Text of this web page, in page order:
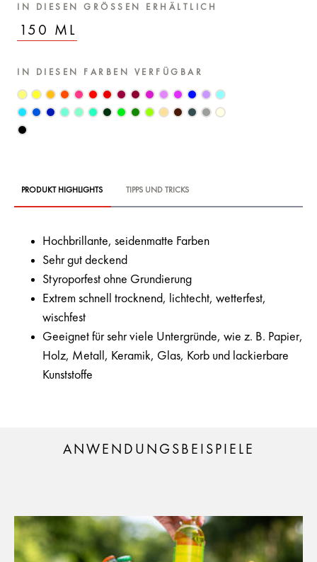
IN DIESEN GRÖSSEN ERHÄLTLICH
150 ML
IN DIESEN FARBEN VERFÜGBAR
PRODUKT HIGHLIGHTS TIPPS UND TRICKS
Hochbrillante, seidenmatte Farben
Sehr gut deckend
Styroporfest ohne Grundierung
Extrem schnell trocknend, lichtecht, wetterfest,
wischfest
Geeignet für sehr viele Untergründe, wie z. B. Papier,
Holz, Metall, Keramik, Glas, Korb und lackierbare
Kunststoffe
ANWENDUNGSBEISPIELE